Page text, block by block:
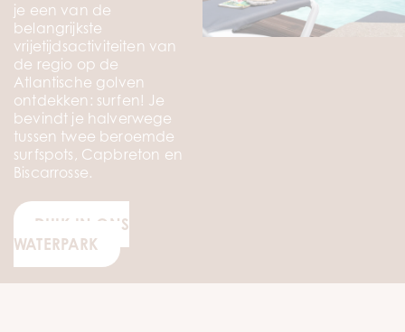
je een van de
belangrijkste
vrijetijdsactiviteiten van
de regio op de
Atlantische golven
ontdekken: surfen! Je
bevindt je halverwege
tussen twee beroemde
surfspots, Capbreton en
Biscarrosse.
DUIK IN ONS
WATERPARK